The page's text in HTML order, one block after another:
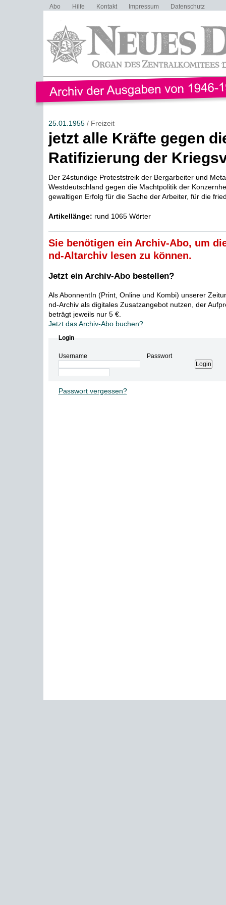
Abo Hilfe Kontakt Impressum Datenschutz
25.01.1955/ Freizeit
jetzt alle Kräfte gegen
Ratifizierung der
Der 24stundige Proteststreik der Bergarbeiter und
Westdeutschland gegen die Machtpolitik der
gewaltigen Erfolg für die Sache der Arbeiter, für die
Artikellänge: rund 1065 Wörter
Sie benötigen ein Archiv-Abo, um
nd-Altarchiv lesen zu können.
Jetzt ein Archiv-Abo bestellen?
Als AbonnentIn (Print, Online und Kombi) unserer
nd-Archiv als digitales Zusatzangebot nutzen, der
beträgt jeweils nur 5 €.
Jetzt das Archiv-Abo buchen?
Login
Username Passwort
Passwort vergessen?